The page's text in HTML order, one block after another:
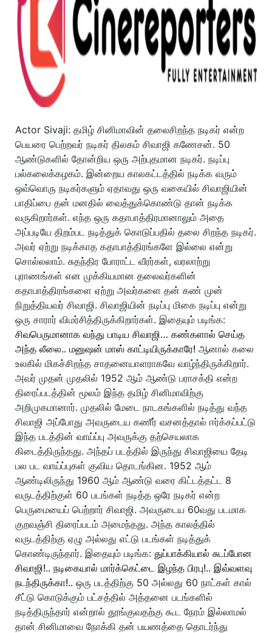
Actor Sivaji: தமிழ் சினிமாவின் தலைசிறந்த நடிகர் என்ற
பெயரை பெற்றவர் நடிகர் திலகம் சிவாஜி கணேசன். 50
ஆண்டுகளில் தோன்றிய ஒரு அற்புதமான நடிகர். நடிப்பு
பல்கலைக்கழகம். இன்றைய காலகட்டத்தில் நடிக்க வரும்
ஒவ்வொரு நடிகர்களும் ஏதாவது ஒரு வகையில் சிவாஜியின்
பாதிப்பை தன் மனதில் வைத்துக்கொண்டு தான் நடிக்க
வருகிறார்கள். எந்த ஒரு கதாபாத்திரமானாலும் அதை
அப்படியே திறம்பட நடித்துக் கொடுப்பதில் தலை சிறந்த நடிகர்.
அவர் ஏற்று நடிக்காத கதாபாத்திரங்களே இல்லை என்று
சொல்லலாம். சுதந்திர போராட்ட வீரர்கள், வரலாற்று
புராணங்கள் என முக்கியமான தலைவர்களின்
கதாபாத்திரங்களை ஏற்று அவர்களை தன் கண் முன்
நிறுத்தியவர் சிவாஜி. சிவாஜியின் நடிப்பு மிகை நடிப்பு என்று
ஒரு சாரார் விமர்சித்திருக்கிறார்கள். இதையும் படிங்க:
சிவபெருமானாக வந்து பாடிய சிவாஜி… கண்களால் செய்த
அந்த லீலை.. மனுஷன் மாஸ் காட்டியிருக்காரே! ஆனால் கலை
உலகில் மிகச்சிறந்த சாதனையாளராகவே வாழ்ந்திருக்கிறார்.
அவர் முதன் முதலில் 1952 ஆம் ஆண்டு பராசக்தி என்ற
திரைப்படத்தின் மூலம் இந்த தமிழ் சினிமாவிற்கு
அறிமுகமானார். முதலில் மேடை நாடகங்களில் நடித்து வந்த
சிவாஜி அப்போது அவருடைய கணீர் வசனத்தால் ஈர்க்கப்பட்டு
இந்த படத்தின் வாய்ப்பு அவருக்கு தற்செயலாக
கிடைத்திருந்தது. அந்தப் படத்தில் இருந்து சிவாஜியை தேடி
பல பட வாய்ப்புகள் குவிய தொடங்கின. 1952 ஆம்
ஆண்டிலிருந்து 1960 ஆம் ஆண்டு வரை கிட்டத்தட்ட 8
வருடத்திற்குள் 60 படங்கள் நடித்த ஒரே நடிகர் என்ற
பெருமையைப் பெற்றார் சிவாஜி. அவருடைய 60வது படமாக
குறவஞ்சி திரைப்படம் அமைந்தது. அந்த காலத்தில்
வருடத்திற்கு ஏழு அல்லது எட்டு படங்கள் நடித்துக்
கொண்டிருந்தார். இதையும் படிங்க: துப்பாக்கியால் சுடப்போன
சிவாஜி!.. நடிகையால் மார்க்கெட்டை இழந்த பிரபு!.. இவ்வளவு
நடந்திருக்கா!.. ஒரு படத்திற்கு 50 அல்லது 60 நாட்கள் கால்
சீட்டு கொடுக்கும் பட்சத்தில் அத்தனை படங்களில்
நடித்திருந்தார் என்றால் தூங்குவதற்கு கூட நேரம் இல்லாமல்
தான் சினிமாவை நோக்கி தன் பயணத்தை தொடர்ந்து